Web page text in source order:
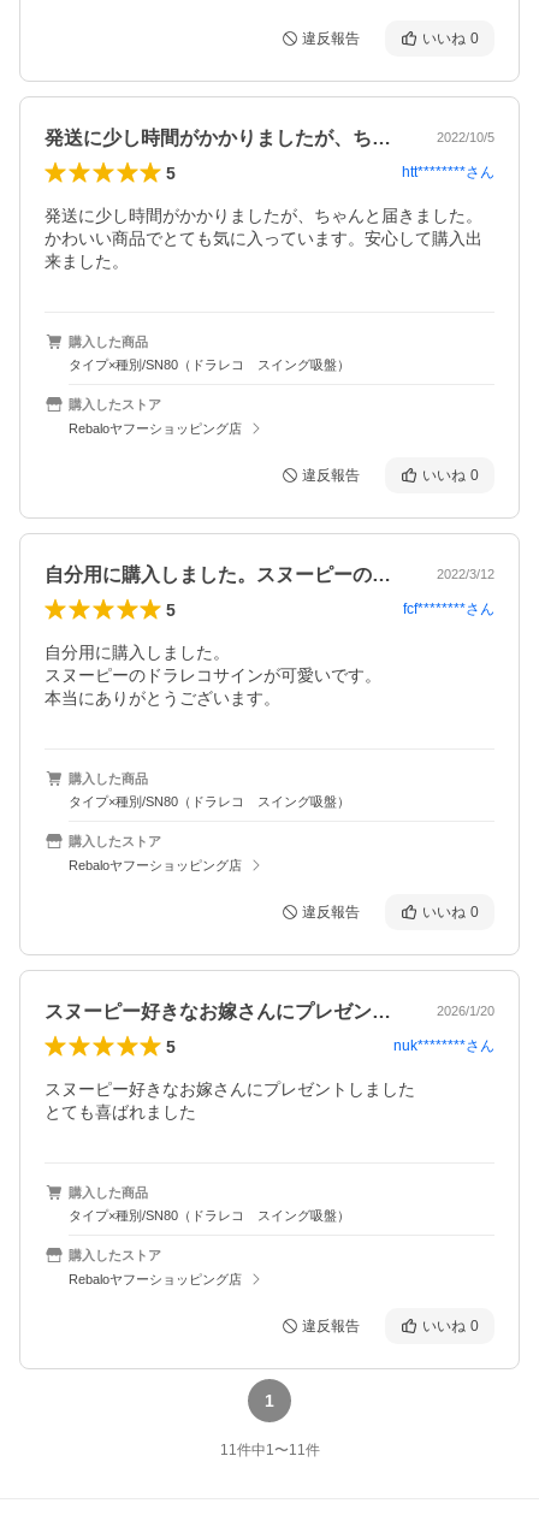
違反報告 いいね 0
発送に少し時間がかかりましたが、ちゃん… 2022/10/5
5 htt********さん
発送に少し時間がかかりましたが、ちゃんと届きました。
かわいい商品でとても気に入っています。安心して購入出
来ました。
購入した商品
タイプ×種別/SN80（ドラレコ スイング吸盤）
購入したストア
Rebaloヤフーショッピング店
違反報告 いいね 0
自分用に購入しました。スヌーピーのドラ… 2022/3/12
5 fcf********さん
自分用に購入しました。
スヌーピーのドラレコサインが可愛いです。
本当にありがとうございます。
購入した商品
タイプ×種別/SN80（ドラレコ スイング吸盤）
購入したストア
Rebaloヤフーショッピング店
違反報告 いいね 0
スヌーピー好きなお嫁さんにプレゼントし… 2026/1/20
5 nuk********さん
スヌーピー好きなお嫁さんにプレゼントしました
とても喜ばれました
購入した商品
タイプ×種別/SN80（ドラレコ スイング吸盤）
購入したストア
Rebaloヤフーショッピング店
違反報告 いいね 0
1
11件中1〜11件